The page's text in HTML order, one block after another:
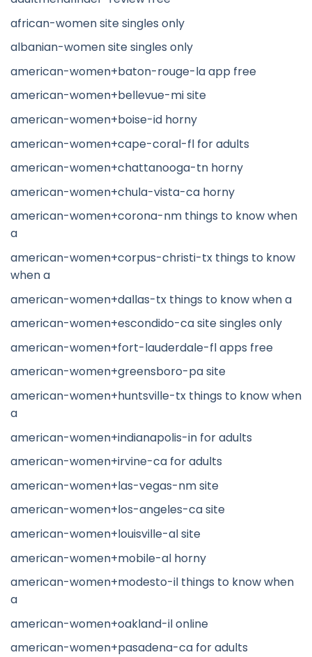
african-women site singles only
albanian-women site singles only
american-women+baton-rouge-la app free
american-women+bellevue-mi site
american-women+boise-id horny
american-women+cape-coral-fl for adults
american-women+chattanooga-tn horny
american-women+chula-vista-ca horny
american-women+corona-nm things to know when
a
american-women+corpus-christi-tx things to know
when a
american-women+dallas-tx things to know when a
american-women+escondido-ca site singles only
american-women+fort-lauderdale-fl apps free
american-women+greensboro-pa site
american-women+huntsville-tx things to know when
a
american-women+indianapolis-in for adults
american-women+irvine-ca for adults
american-women+las-vegas-nm site
american-women+los-angeles-ca site
american-women+louisville-al site
american-women+mobile-al horny
american-women+modesto-il things to know when
a
american-women+oakland-il online
american-women+pasadena-ca for adults